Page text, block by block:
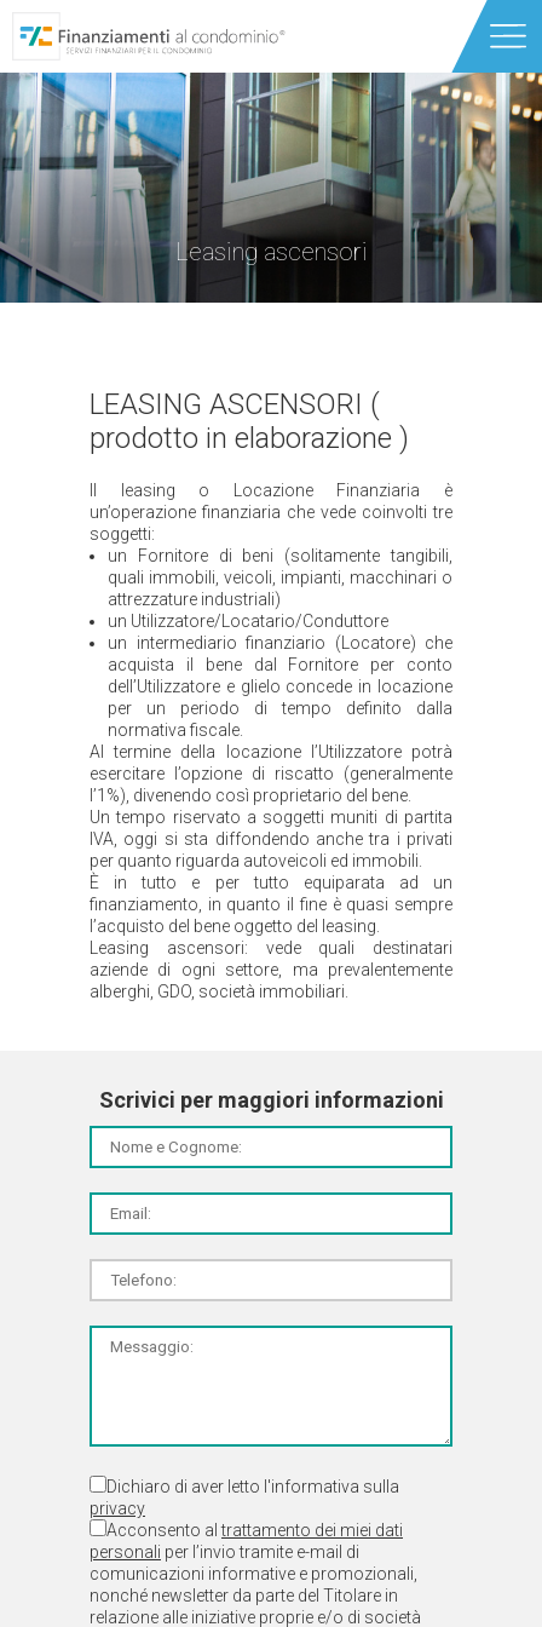
Leasing ascensori
Chi siamo
Servizi
Partner
Contatti
Caldaie e Riqualificazione energetica
Finanziamento Ascensori
Finanziamento Condominio
Locazione Operativa Ascensori
LEASING ASCENSORI (
prodotto in elaborazione )
Il leasing o Locazione Finanziaria è
un’operazione finanziaria che vede coinvolti tre
soggetti:
un Fornitore di beni (solitamente tangibili,
quali immobili, veicoli, impianti, macchinari o
attrezzature industriali)
un Utilizzatore/Locatario/Conduttore
un intermediario finanziario (Locatore) che
acquista il bene dal Fornitore per conto
dell’Utilizzatore e glielo concede in locazione
per un periodo di tempo definito dalla
normativa fiscale.
Al termine della locazione l’Utilizzatore potrà
esercitare l’opzione di riscatto (generalmente
l’1%), divenendo così proprietario del bene.
Un tempo riservato a soggetti muniti di partita
IVA, oggi si sta diffondendo anche tra i privati
per quanto riguarda autoveicoli ed immobili.
È in tutto e per tutto equiparata ad un
finanziamento, in quanto il fine è quasi sempre
l’acquisto del bene oggetto del leasing.
Leasing ascensori: vede quali destinatari
aziende di ogni settore, ma prevalentemente
alberghi, GDO, società immobiliari.
Scrivici per maggiori informazioni
Dichiaro di aver letto l'informativa sulla
privacy
Acconsento altrattamento dei miei dati
personali per l’invio tramite e-mail di
comunicazioni informative e promozionali,
nonché newsletter da parte del Titolare in
relazione alle iniziative proprie e/o di società